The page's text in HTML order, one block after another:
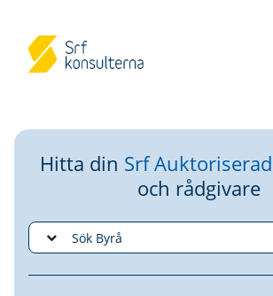
Hitta din Srf
och rådgivare